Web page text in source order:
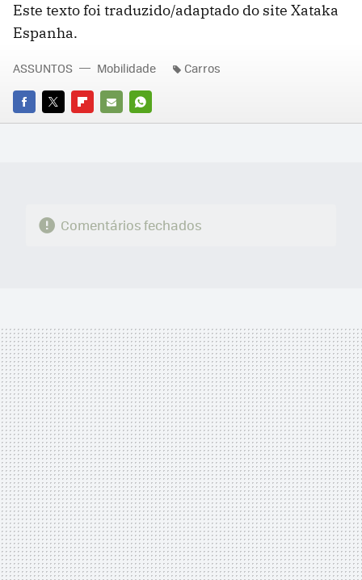
Este texto foi traduzido/adaptado do site Xataka
Espanha.
FACEBOOK
TWITTERFLIPBOARD
E-
WHATSAPP
ASSUNTOS Mobilidade Carros
Comentários fechados